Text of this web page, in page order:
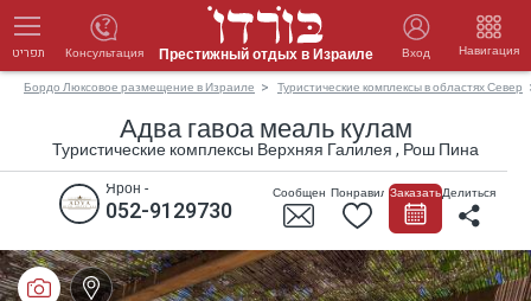
תפריט Престижный отдых в Израиле Вход Навигация
Консультация
Бордо Люксовое размещение в Израиле Туристические комплексы в областях Север
Адва гавоа меаль кулам
Туристические комплексы Верхняя Галилея , Рош Пина
Делиться
СообщениеПонравилосьЗаказать
052-9129730
Ярон -